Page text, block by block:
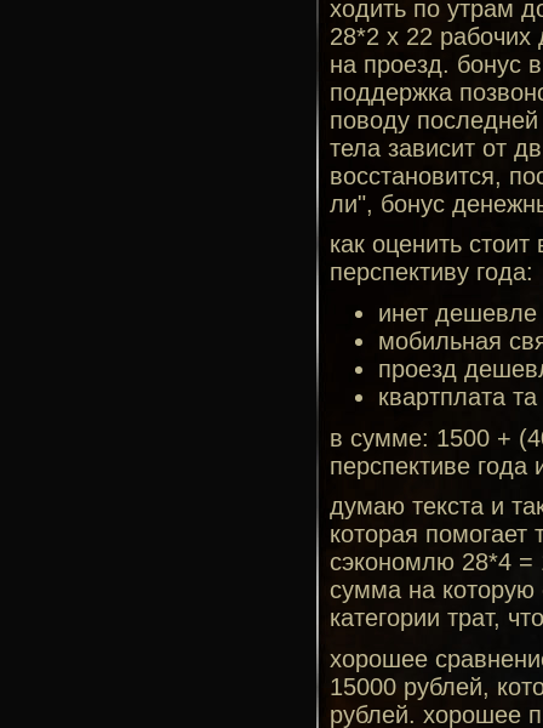
ходить по утрам
28*2 х 22 рабочих
на проезд. бонус
поддержка
поводу
тела зависит от
восстановится,
ли", бонус
как оценить
перспективу года:
инет дешевле
мобильная
проезд
квартплата
в сумме: 1500 +
перспективе
думаю текста и
которая
сэкономлю 28*4 =
сумма на которую
категории трат,
хорошее
15000 рублей,
рублей. хорошее